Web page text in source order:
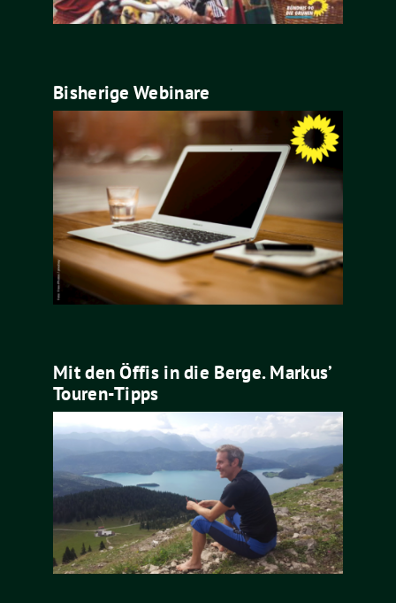
Bisherige Webinare
Mit den Öffis in die Berge. Markus’
Touren-Tipps